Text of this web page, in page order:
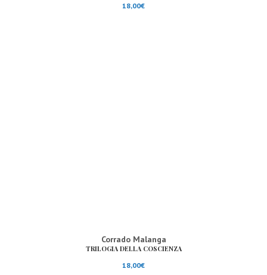
18,00€
Corrado Malanga
TRILOGIA DELLA COSCIENZA
18,00€